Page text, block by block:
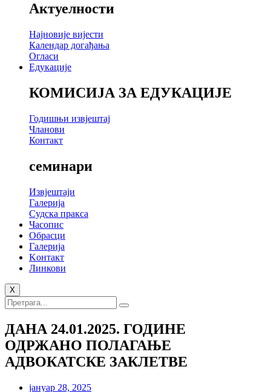
Актуелности
Најновије вијести
Календар догађања
Огласи
Едукације
КОМИСИЈА ЗА ЕДУКАЦИЈЕ
Годишњи извјештај
Чланови
Контакт
семинари
Извјештаји
Галерија
Судска пракса
Часопис
Обрасци
Галерија
Kонтакт
Линкови
X
ДАНА 24.01.2025. ГОДИНЕ
ОДРЖАНО ПОЛАГАЊЕ
АДВОКАТСКЕ ЗАКЛЕТВЕ
јануар 28, 2025